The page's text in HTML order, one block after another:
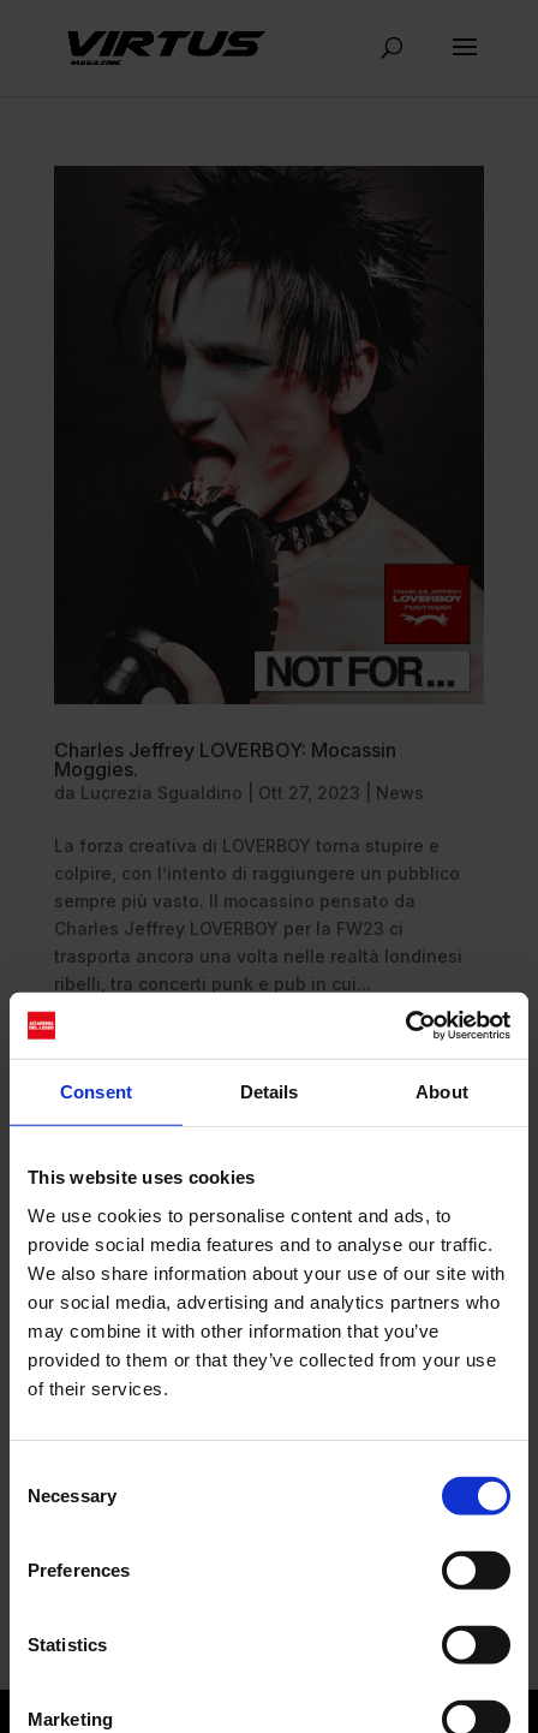
Consent Details About
This website uses cookies
We use cookies to personalise content and ads, to
provide social media features and to analyse our traffic.
We also share information about your use of our site with
our social media, advertising and analytics partners who
may combine it with other information that you’ve
provided to them or that they’ve collected from your use
of their services.
Selection
Necessary
Preferences
Statistics
Marketing
Charles Jeffrey LOVERBOY: Mocassin
Moggies.
da Lucrezia Sgualdino Ott 27, 2023 News
La forza creativa di LOVERBOY torna stupire e
colpire, con l’intento di raggiungere un pubblico
sempre più vasto. Il mocassino pensato da
Charles Jeffrey LOVERBOY per la FW23 ci
trasporta ancora una volta nelle realtà londinesi
ribelli, tra concerti punk e pub in cui...
Dolce Vita Riviera
Le donne omeriche e l’eterna resistenza: il
coraggio di chi persiste all’ombra degli eroi
Slayyyter e il sogno decadente della provincia
americana: chi è la nuova anti-diva della musica
elettro-pop
ASICS SportStyle e Little Tokyo Table Tennis: la
L’universo crepuscolare di Miu Miu: Hailey Bieber e
campagna FW 2026
Recent Comments